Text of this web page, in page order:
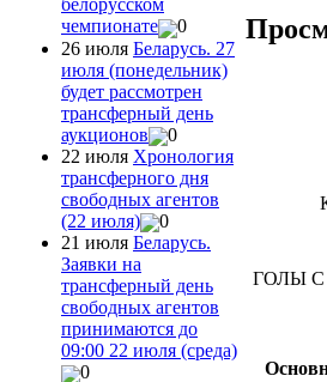
белорусском
чемпионате
0
26 июля Беларусь. 27
июля (понедельник)
будет рассмотрен
трансферный день
аукционов
0
22 июля Хронология
трансферного дня
свободных агентов
(22 июля)
0
21 июля Беларусь.
Заявки на
трансферный день
свободных агентов
принимаются до
09:00 22 июля (среда)
0
ГОЛЫ С